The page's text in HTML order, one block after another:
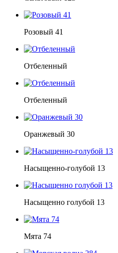
Розовый 41
Отбеленный
Отбеленный
Оранжевый 30
Насыщенно-голубой 13
Насыщенно голубой 13
Мята 74